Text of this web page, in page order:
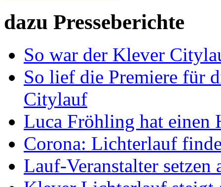
dazu Presseberichte
So war der Klever
So lief die Premiere für
Citylauf
Luca Fröhling hat einen
Corona: Lichterlauf
Lauf-Veranstalter